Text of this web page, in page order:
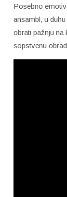
Posebno
ansambl, u
obrati pažnju na
sopstvenu